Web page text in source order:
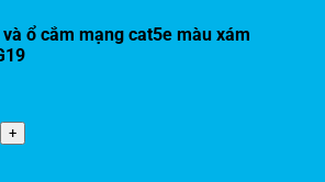
ổ cắm mạng cat5e màu xám